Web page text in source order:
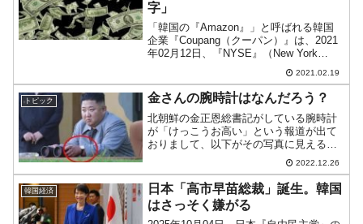
字」
「韓国の『Amazon』」と呼ばれる韓国
企業『Coupang（クーパン）』は、2021
年02月12日、『NYSE』（New York
Stock Exchangeの略：ニューヨーク証券
取引所）に上場申請を行いました。↑韓国
の「Amazon」...
2021.02.19
トピック 金さんの腕時計はなんだろう？
北朝鮮の金正恩総書記がしている腕時計
が「けっこうお高い」という報道が出て
おりまして、以下がその写真に見える腕
時計なのですが……。筆者にはとんとこ
ちらの方面の知識がないので、腕時計に
ついて異様に詳しい知人に聞いたとこ
ろ……。①ラグ（ベルトを止...
2022.12.26
韓国経済
日本「高市早苗総裁」誕生。韓国
はさっそく嫌がる